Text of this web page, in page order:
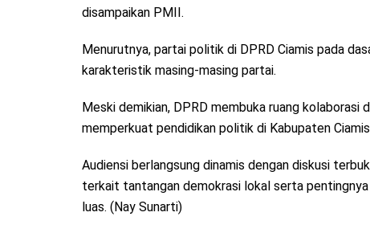
disampaikan PMII.
Menurutnya, partai politik di DPRD Ciamis pada
karakteristik masing-masing partai.
Meski demikian, DPRD membuka ruang
memperkuat pendidikan politik di Kabupaten
Audiensi berlangsung dinamis dengan diskusi
terkait tantangan demokrasi lokal serta
luas. (Nay Sunarti)